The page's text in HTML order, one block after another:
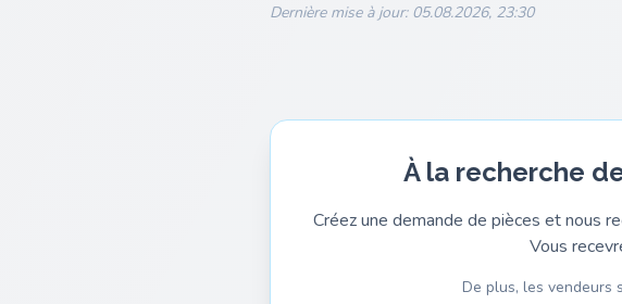
Dernière mise à jour: 05.08.2026, 23:30
À la recherche
Créez une demande de pièces et nous
Vous
De plus, les vendeurs